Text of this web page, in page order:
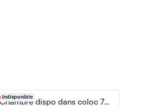
Indisponible
Chambre dispo dans coloc 75m²